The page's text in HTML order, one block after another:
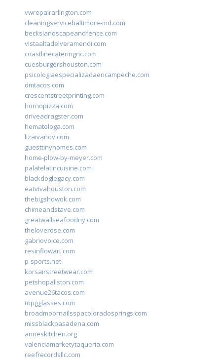
vwrepairarlington.com
cleaningservicebaltimore-md.com
beckslandscapeandfence.com
vistaaltadelveramendi.com
coastlinecateringnc.com
cuesburgershouston.com
psicologiaespecializadaencampeche.com
dmtacos.com
crescentstreetprinting.com
hornopizza.com
driveadragster.com
hematologa.com
lizaivanov.com
guesttinyhomes.com
home-plow-by-meyer.com
palatelatincuisine.com
blackdoglegacy.com
eatvivahouston.com
thebigshowok.com
chimeandstave.com
greatwallseafoodny.com
theloverose.com
gabriovoice.com
resinflowart.com
p-sports.net
korsairstreetwear.com
petshopallston.com
avenue26tacos.com
topgglasses.com
broadmoornailsspacoloradosprings.com
missblackpasadena.com
anneskitchen.org
valenciamarketytaqueria.com
reefrecordsllc.com